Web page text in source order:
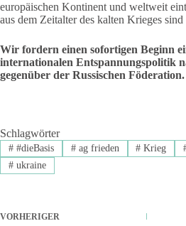
europäischen Kontinent und weltweit
aus dem Zeitalter des kalten Krieges
Wir fordern einen sofortigen Beginn
internationalen Entspannungspolitik
gegenüber der Russischen Föderation.
Schlagwörter
##dieBasis #ag frieden # Krieg
#ukraine
VORHERIGER